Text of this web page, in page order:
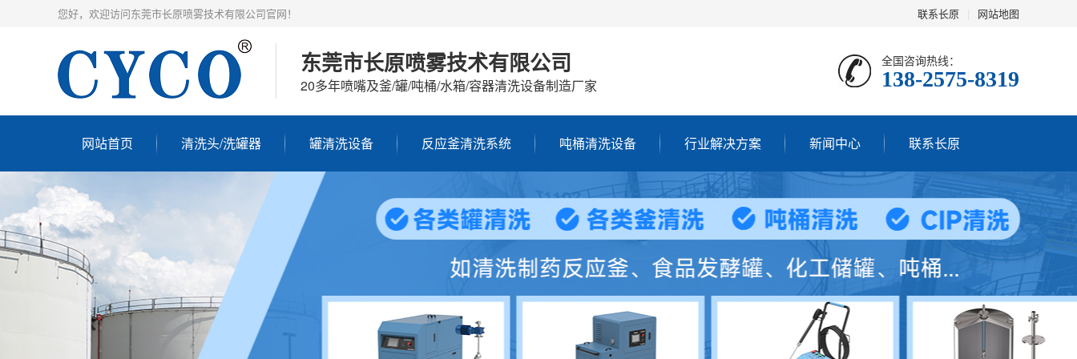
联系长原 网站地图
您好，欢迎访问东莞市长原喷雾技术有限公司官网！
东莞市长原喷雾技术有限公司
20多年喷嘴及釜/罐/吨桶/水箱/容器清洗设备制造厂家
全国咨询热线：
138-2575-8319
网站首页 清洗头/洗罐器 罐清洗设备 反应釜清洗系统 吨桶清洗设备 行业解决方案 新闻中心 联系长原